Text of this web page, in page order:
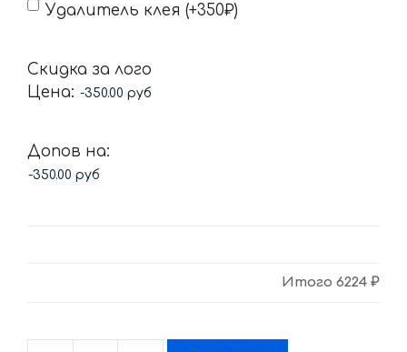
Удалитель клея (+350₽)
Скидка за лого
Цена:
Допов на:
Итого 6224 ₽